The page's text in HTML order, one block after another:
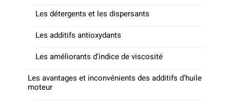
Les détergents et les dispersants
Les additifs antioxydants
Les améliorants d’indice de viscosité
Les avantages et inconvénients des additifs d’huile
moteur